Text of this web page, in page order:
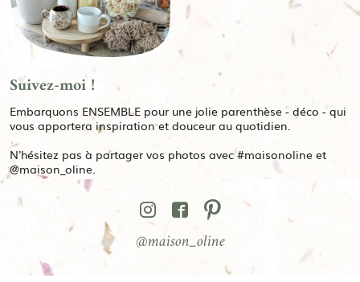
Suivez-moi !
Embarquons ENSEMBLE pour une jolie parenthèse - déco - qui
vous apportera inspiration et douceur au quotidien.
N'hésitez pas à partager vos photos avec #maisonoline et
@maison_oline.
@maison_oline